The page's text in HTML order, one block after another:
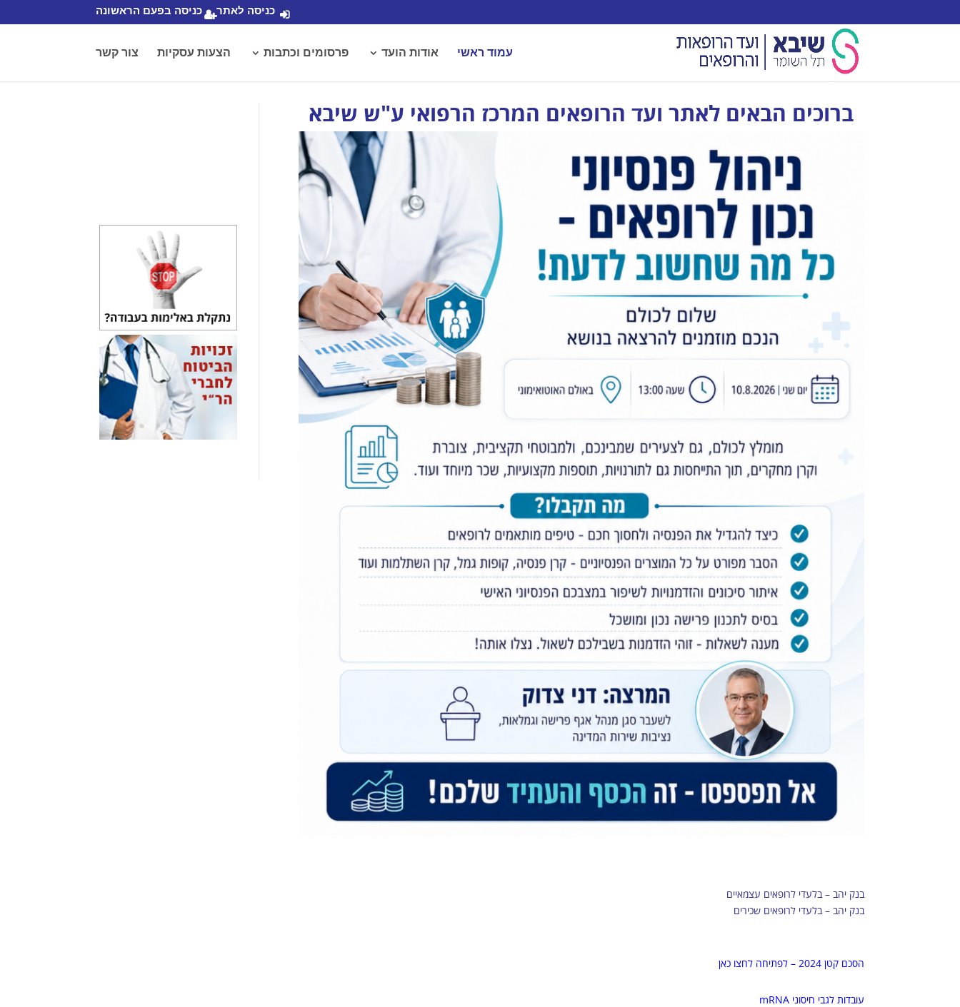
כניסה בפעם הראשונה כניסה לאתר
עמוד ראשי אודות הועד פרסומים וכתבות הצעות עסקיות צור קשר
ברוכים הבאים לאתר ועד הרופאים המרכז הרפואי ע"ש שיבא
בנק יהב – בלעדי לרופאים עצמאיים
בנק יהב – בלעדי לרופאים שכירים
הסכם קטן 2024 – לפתיחה לחצו כאן
עובדות לגבי חיסוני mRNA